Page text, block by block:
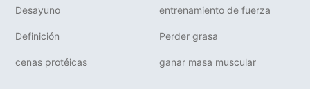
Desayuno entrenamiento de fuerza
Definición Perder grasa
cenas protéicas ganar masa muscular